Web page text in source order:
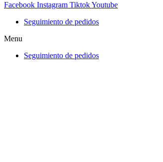
Facebook Instagram TiktokYoutube
Seguimiento de pedidos
Menu
Seguimiento de pedidos